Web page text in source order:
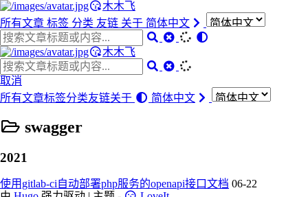
木木飞
所有文章 标签 分类 友链 关于 简体中文
木木飞
取消
所有文章标签分类友链关于 简体中文
swagger
2021
使用gitlab-ci自动部署php服务的openapi接口文档 06-22